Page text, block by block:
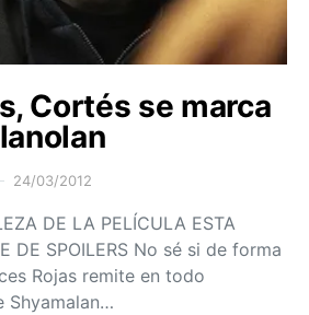
Cortés se marca
24/03/2012
DE LA PELÍCULA ESTA
DE SPOILERS No sé si de forma
Rojas remite en todo
Shyamalan…